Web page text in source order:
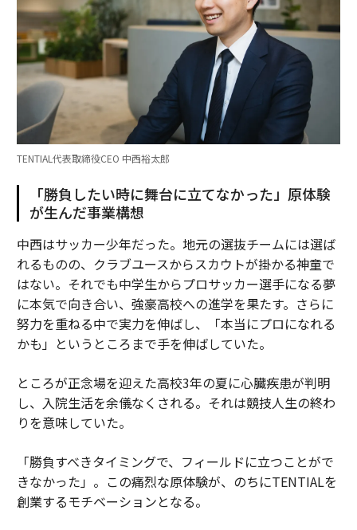
TENTIAL代表取締役CEO 中西裕太郎
「勝負したい時に舞台に立てなかった」原体験
が生んだ事業構想
中西はサッカー少年だった。地元の選抜チームには選ば
れるものの、クラブユースからスカウトが掛かる神童で
はない。それでも中学生からプロサッカー選手になる夢
に本気で向き合い、強豪高校への進学を果たす。さらに
努力を重ねる中で実力を伸ばし、「本当にプロになれる
かも」というところまで手を伸ばしていた。
ところが正念場を迎えた高校3年の夏に心臓疾患が判明
し、入院生活を余儀なくされる。それは競技人生の終わ
りを意味していた。
「勝負すべきタイミングで、フィールドに立つことがで
きなかった」。この痛烈な原体験が、のちにTENTIALを
創業するモチベーションとなる。